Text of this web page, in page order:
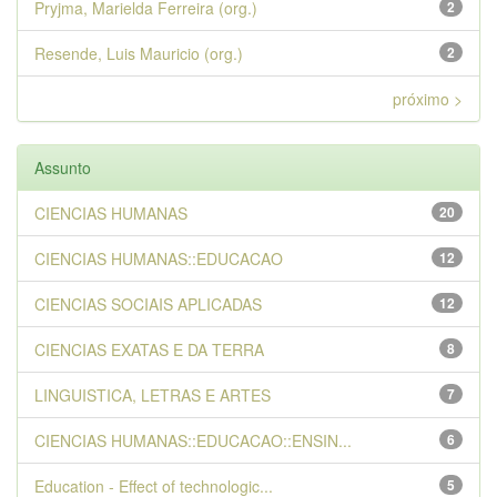
2
Pryjma, Marielda Ferreira (org.)
2
Resende, Luis Mauricio (org.)
próximo >
Assunto
20
CIENCIAS HUMANAS
12
CIENCIAS HUMANAS::EDUCACAO
12
CIENCIAS SOCIAIS APLICADAS
8
CIENCIAS EXATAS E DA TERRA
7
LINGUISTICA, LETRAS E ARTES
6
CIENCIAS HUMANAS::EDUCACAO::ENSIN...
5
Education - Effect of technologic...